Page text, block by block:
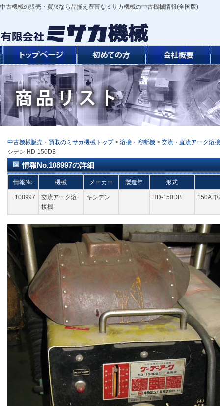
中古機械の販売・買取なら品揃え豊富なミサカ機械の中古機械情報(全国版)
中古機械販売・買取のミサカ機械トップ > 溶接・溶断機 > 交流・直流アーク溶
シデン HD-150DB
情報No.108997の詳細
情報No 機械 メーカー 製造年 形式
108997
交流アーク溶
接機
キシデン HD-150DB 150A